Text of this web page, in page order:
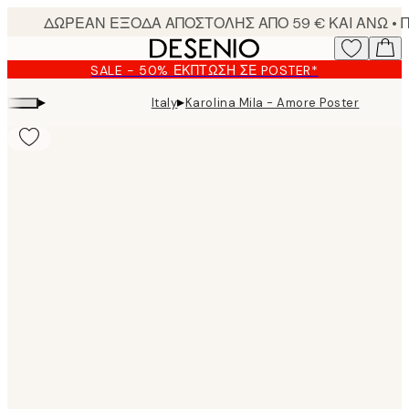
content.
SALE - 50% ΈΚΠΤΩΣΗ ΣΕ POSTER*
▸ Italy▸Karolina Mila - Amore Poster